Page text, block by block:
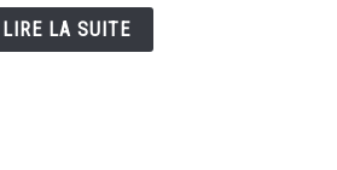
une
LIRE LA SUITE